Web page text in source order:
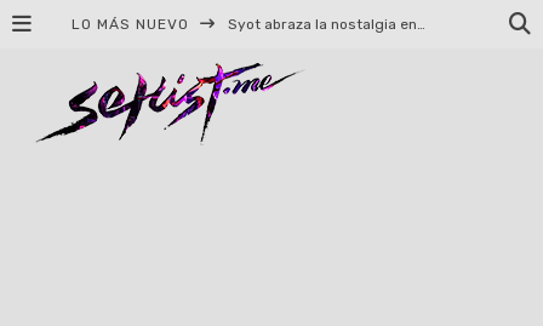
LO MÁS NUEVO Syot abraza la nostalgia en «Blame», el primer adelanto de su EP debut